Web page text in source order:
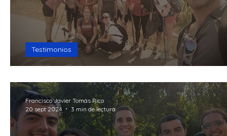
Camino de Santiago 24 - Abel
Testimonios
Francisco Javier Tomás Rico
20 sept 2024
3 min de lectura